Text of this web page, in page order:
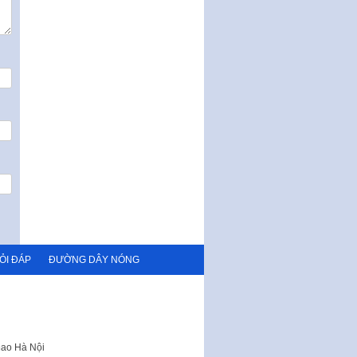
Nghị quyết quy định điều kiện,
thủ tục tặng, thu hồi danh hiệu
ĐÁP ĐƯỜNG DÂY NÓNG
Hà Nội